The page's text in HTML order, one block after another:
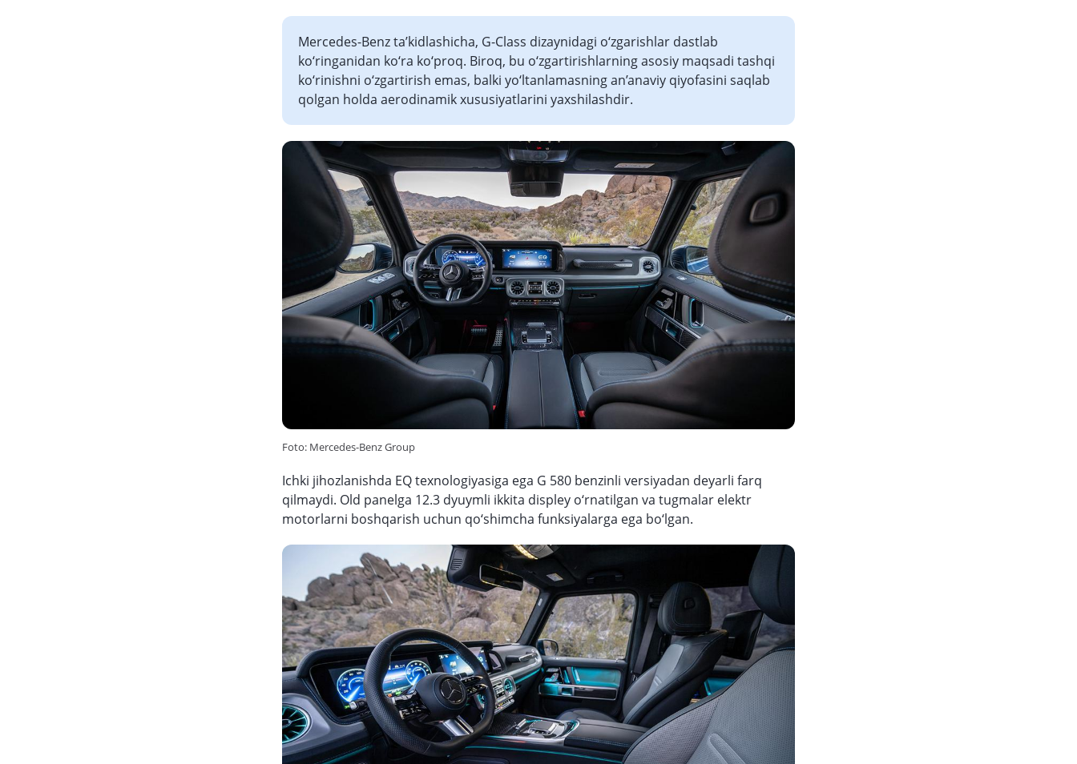
Mercedes-Benz ta’kidlashicha, G-Class dizaynidagi o‘zgarishlar dastlab
ko‘ringanidan ko‘ra ko‘proq. Biroq, bu o‘zgartirishlarning asosiy maqsadi tashqi
ko‘rinishni o‘zgartirish emas, balki yo‘ltanlamasning an’anaviy qiyofasini saqlab
qolgan holda aerodinamik xususiyatlarini yaxshilashdir.
Foto: Mercedes-Benz Group
Ichki jihozlanishda EQ texnologiyasiga ega G 580 benzinli versiyadan deyarli farq
qilmaydi. Old panelga 12.3 dyuymli ikkita displey o‘rnatilgan va tugmalar elektr
motorlarni boshqarish uchun qo‘shimcha funksiyalarga ega bo‘lgan.